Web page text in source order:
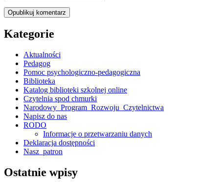
Kategorie
Aktualności
Pedagog
Pomoc psychologiczno-pedagogiczna
Biblioteka
Katalog biblioteki szkolnej online
Czytelnia spod chmurki
Narodowy_Program_Rozwoju_Czytelnictwa
Napisz do nas
RODO
Informacje o przetwarzaniu danych
Deklaracja dostępności
Nasz_patron
Ostatnie wpisy